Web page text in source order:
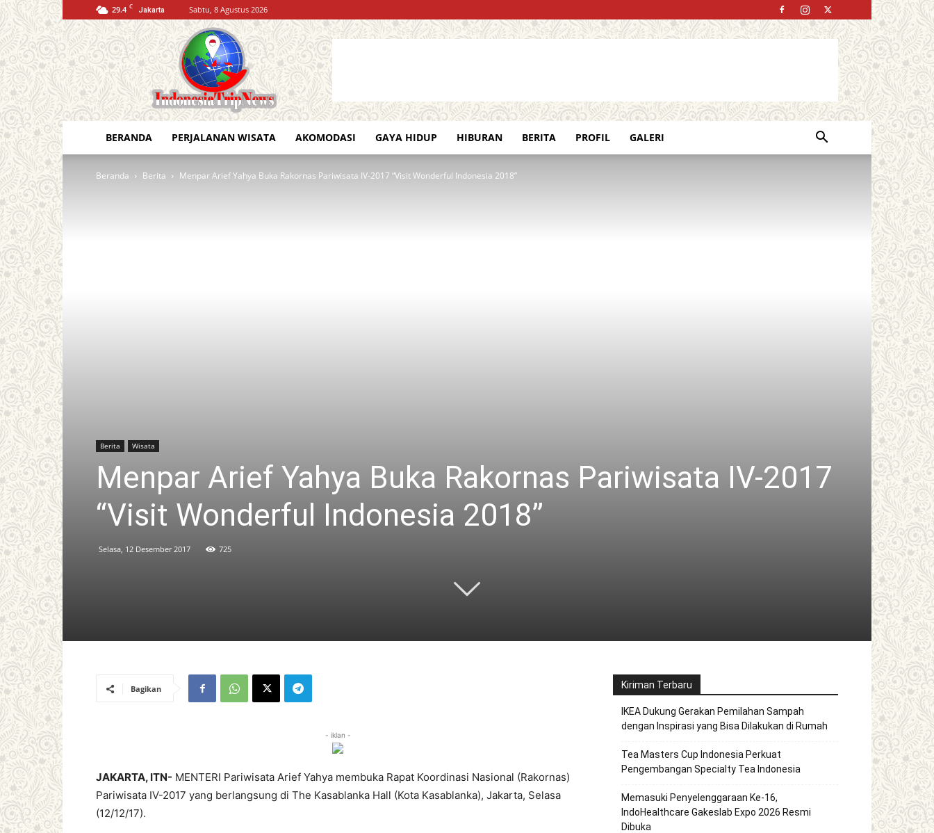
29.4 C Jakarta Sabtu, 8 Agustus 2026
Indonesia
Trip
News
BERANDA PERJALANAN WISATA AKOMODASI GAYA HIDUP HIBURAN BERITA PROFIL GALERI
Beranda Berita Menpar Arief Yahya Buka Rakornas Pariwisata IV-2017 “Visit Wonderful Indonesia 2018”
Berita Wisata
Menpar Arief Yahya Buka Rakornas Pariwisata IV-2017
“Visit Wonderful Indonesia 2018”
Selasa, 12 Desember 2017 725
Bagikan
- iklan -
JAKARTA, ITN- MENTERI Pariwisata Arief Yahya membuka Rapat Koordinasi Nasional (Rakornas)
Pariwisata IV-2017 yang berlangsung di The Kasablanka Hall (Kota Kasablanka), Jakarta, Selasa
(12/12/17).
Kiriman Terbaru
IKEA Dukung Gerakan Pemilahan Sampah
dengan Inspirasi yang Bisa Dilakukan di Rumah
Tea Masters Cup Indonesia Perkuat
Pengembangan Specialty Tea Indonesia
Memasuki Penyelenggaraan Ke-16,
IndoHealthcare Gakeslab Expo 2026 Resmi
Dibuka